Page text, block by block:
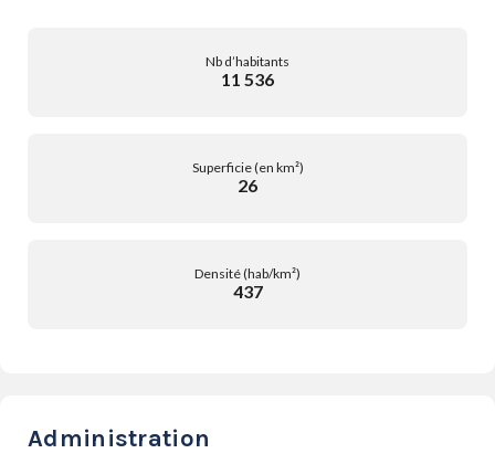
Nb d’habitants
11 536
Superficie (en km²)
26
Densité (hab/km²)
437
Administration